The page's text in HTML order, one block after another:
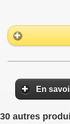
En
30 autres